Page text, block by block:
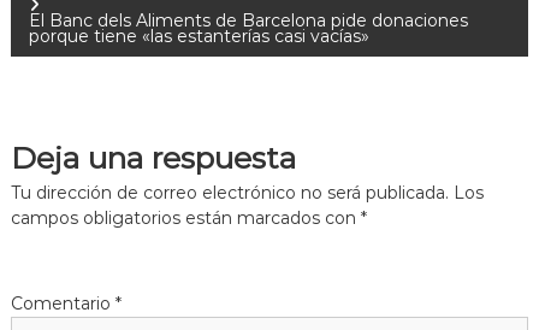
El Banc dels Aliments de Barcelona pide donaciones
porque tiene «las estanterías casi vacías»
Deja una respuesta
Tu dirección de correo electrónico no será publicada. Los
campos obligatorios están marcados con *
Comentario *